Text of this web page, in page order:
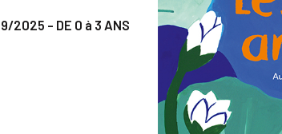
2025 - DE 0 à 3 ANS